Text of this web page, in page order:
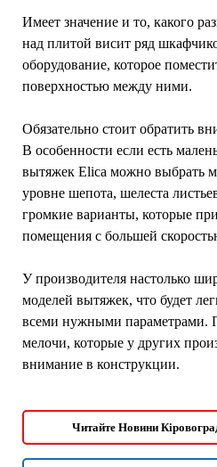
Имеет значение и то, какого
над плитой висит ряд
оборудование, которое
поверхностью между ними.
Обязательно стоит обратить
В особенности если есть
вытяжек Elica можно выбрать
уровне шепота, шелеста
громкие варианты, которые
помещения с большей
У производителя настолько
моделей вытяжек, что будет
всеми нужными параметрами.
мелочи, которые у других
внимание в конструкции.
Читайте Новини